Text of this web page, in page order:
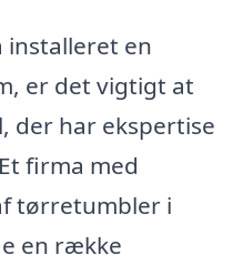
installeret en
er det vigtigt at
der har ekspertise
firma med
tørretumbler i
en række